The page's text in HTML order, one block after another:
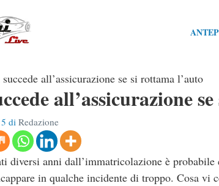
succede all’assicurazione se si rottama l’auto
all’assicurazione
di Redazione
diversi anni dall’immatricolazione è
in qualche incidente di troppo. Cosa vi